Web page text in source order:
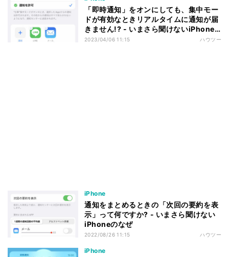
「即時通知」をオンにしても、集中モー
ドが有効なときリアルタイムに通知が届
きません!? - いまさら聞けないiPhone
のなぜ
2023/04/06 11:15 ハウツー
iPhone
通知をまとめるときの「次回の要約を表
示」って何ですか? - いまさら聞けない
iPhoneのなぜ
2022/08/26 11:15 ハウツー
iPhone